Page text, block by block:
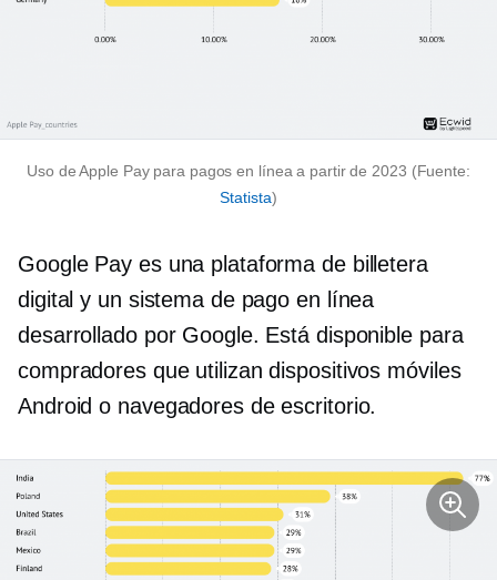
Uso de Apple Pay para pagos en línea a partir de 2023 (Fuente:
Statista)
Google Pay es una plataforma de billetera
digital y un sistema de pago en línea
desarrollado por Google. Está disponible para
compradores que utilizan dispositivos móviles
Android o navegadores de escritorio.